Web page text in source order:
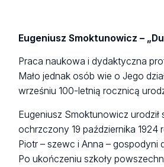
Eugeniusz Smoktunowicz –
Praca naukowa i dydaktyczna
Mało jednak osób wie o Jego
wrześniu 100-letnią rocznicą
Eugeniusz Smoktunowicz
ochrzczony 19 października
Piotr – szewc i Anna –
Po ukończeniu szkoły